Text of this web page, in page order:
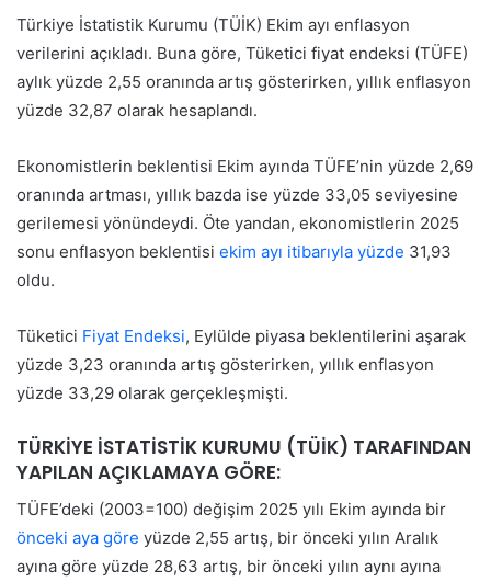
Türkiye İstatistik Kurumu (TÜİK) Ekim ayı enflasyon
verilerini açıkladı. Buna göre, Tüketici fiyat endeksi (TÜFE)
aylık yüzde 2,55 oranında artış gösterirken, yıllık enflasyon
yüzde 32,87 olarak hesaplandı.
Ekonomistlerin beklentisi Ekim ayında TÜFE’nin yüzde 2,69
oranında artması, yıllık bazda ise yüzde 33,05 seviyesine
gerilemesi yönündeydi. Öte yandan, ekonomistlerin 2025
sonu enflasyon beklentisi ekim ayı itibarıyla yüzde 31,93
oldu.
Tüketici Fiyat Endeksi, Eylülde piyasa beklentilerini aşarak
yüzde 3,23 oranında artış gösterirken, yıllık enflasyon
yüzde 33,29 olarak gerçekleşmişti.
TÜRKİYE İSTATİSTİK KURUMU (TÜİK) TARAFINDAN
YAPILAN AÇIKLAMAYA GÖRE:
TÜFE’deki (2003=100) değişim 2025 yılı Ekim ayında bir
önceki aya göre yüzde 2,55 artış, bir önceki yılın Aralık
ayına göre yüzde 28,63 artış, bir önceki yılın aynı ayına